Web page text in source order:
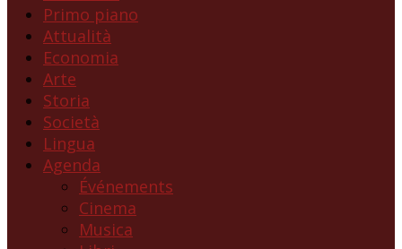
Primo piano
Attualità
Economia
Arte
Storia
Società
Lingua
Agenda
Événements
Cinema
Musica